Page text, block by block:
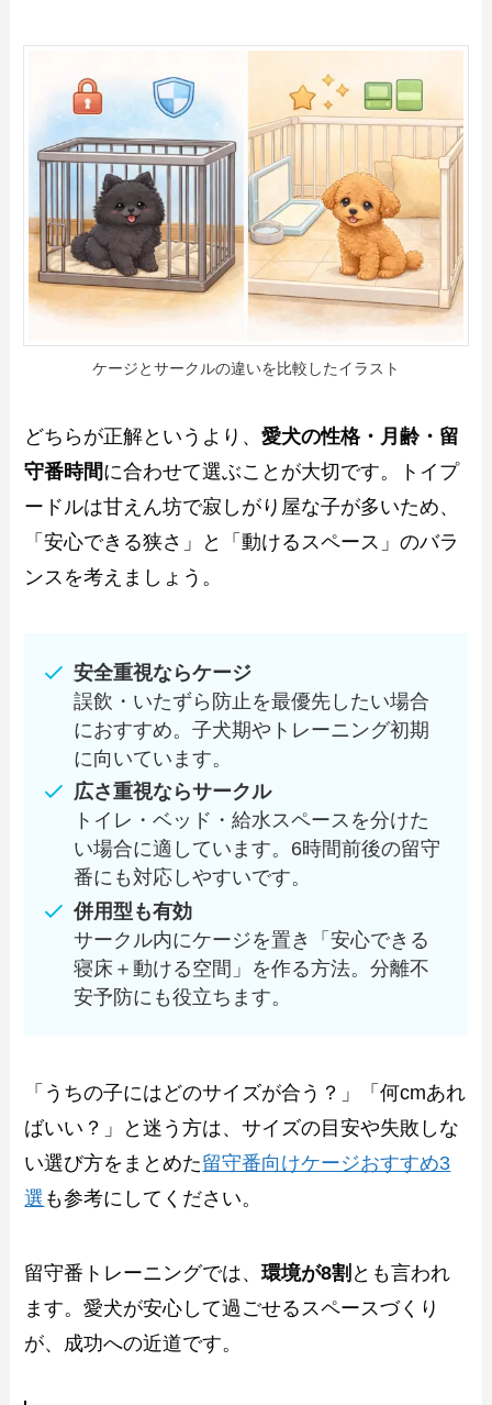
ケージとサークルの違いを比較したイラスト
どちらが正解というより、愛犬の性格・月齢・留
守番時間に合わせて選ぶことが大切です。トイプ
ードルは甘えん坊で寂しがり屋な子が多いため、
「安心できる狭さ」と「動けるスペース」のバラ
ンスを考えましょう。
安全重視ならケージ
誤飲・いたずら防止を最優先したい場合
におすすめ。子犬期やトレーニング初期
に向いています。
広さ重視ならサークル
トイレ・ベッド・給水スペースを分けた
い場合に適しています。6時間前後の留守
番にも対応しやすいです。
併用型も有効
サークル内にケージを置き「安心できる
寝床＋動ける空間」を作る方法。分離不
安予防にも役立ちます。
「うちの子にはどのサイズが合う？」「何cmあれ
ばいい？」と迷う方は、サイズの目安や失敗しな
い選び方をまとめた留守番向けケージおすすめ3
選 も参考にしてください。
留守番トレーニングでは、環境が8割 とも言われ
ます。愛犬が安心して過ごせるスペースづくり
が、成功への近道です。